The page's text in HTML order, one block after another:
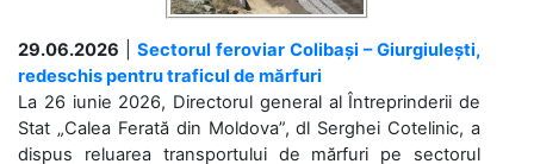
29.06.2026
Sectorul feroviar Colibași – Giurgiulești,
redeschis pentru traficul de mărfuri
La 26 iunie 2026, Directorul general al Întreprinderii de
Stat „Calea Ferată din Moldova”, dl Serghei Cotelinic, a
dispus reluarea transportului de mărfuri pe sectorul